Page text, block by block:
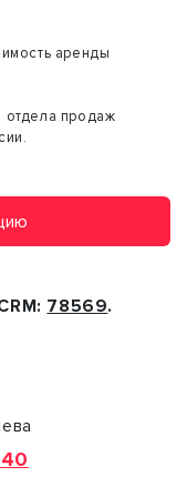
аренды
отдела продаж
78569.